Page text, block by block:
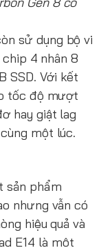
sử dụng bộ vi
4 nhân 8
SSD. Với kết
tốc độ mượt
hay giật lag
một lúc.
sản phẩm
nhưng vẫn có
hiệu quả và
E14 là một